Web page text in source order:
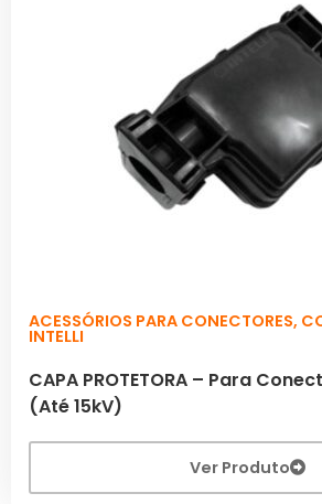
ACESSÓRIOS PARA CONECTORES,
INTELLI
CAPA PROTETORA – Para
(Até 15kV)
Ver Produto